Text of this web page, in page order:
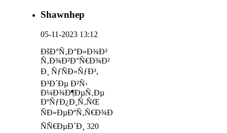
Shawnhep
05-11-2023 13:12
ÐšÐ°Ñ‚Ð°Ð»Ð¾Ð³
Ñ‚Ð¾Ð²Ð°Ñ€Ð¾Ð²
Ð¸ ÑƒÑÐ»ÑƒÐ³,
Ð³Ð´Ðµ Ð²Ñ‹
Ð¼Ð¾Ð¶ÐµÑ‚Ðµ
ÐºÑƒÐ¿Ð¸Ñ‚ÑŒ
ÑÐ»ÐµÐºÑ‚Ñ€Ð¾Ð½Ð°Ð³Ñ€ÐµÐ²Ð°Ñ‚ÐµÐ»Ð¸
ÑÑ€ÐµÐ´Ð¸ 320